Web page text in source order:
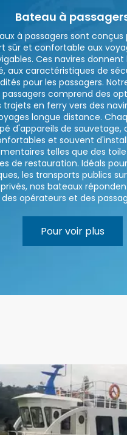
Bateau à
à passagers sont
sûr et confortable aux
Ces navires donnent
aux caractéristiques de
pour les passagers.
comprend des
en ferry vers des
longue distance.
d'appareils de sauvetage,
et souvent
telles que des
de restauration. Idéals
les transports publics
nos bateaux
des opérateurs et des
Pour voir plus